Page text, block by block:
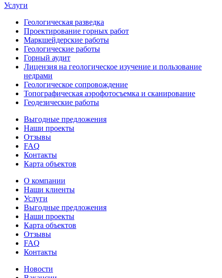
Услуги
Геологическая разведка
Проектирование горных работ
Маркшейдерские работы
Геологические работы
Горный аудит
Лицензия на геологическое изучение и пользование
недрами
Геологическое сопровождение
Топографическая аэрофотосъемка и сканирование
Геодезические работы
Выгодные предложения
Наши проекты
Отзывы
FAQ
Контакты
Карта объектов
О компании
Наши клиенты
Услуги
Выгодные предложения
Наши проекты
Карта объектов
Отзывы
FAQ
Контакты
Новости